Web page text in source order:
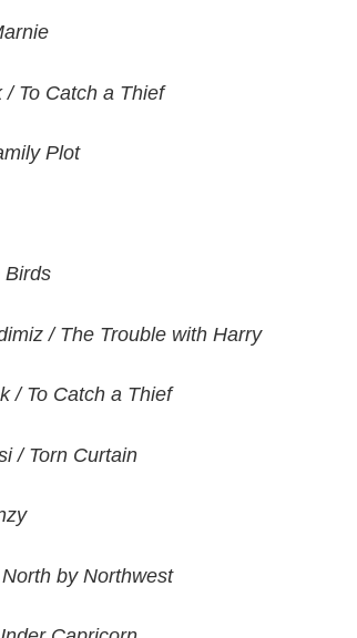
/ To Catch a Thief
Plot
Birds
/ The Trouble with Harry
/ To Catch a Thief
/ Torn Curtain
by Northwest